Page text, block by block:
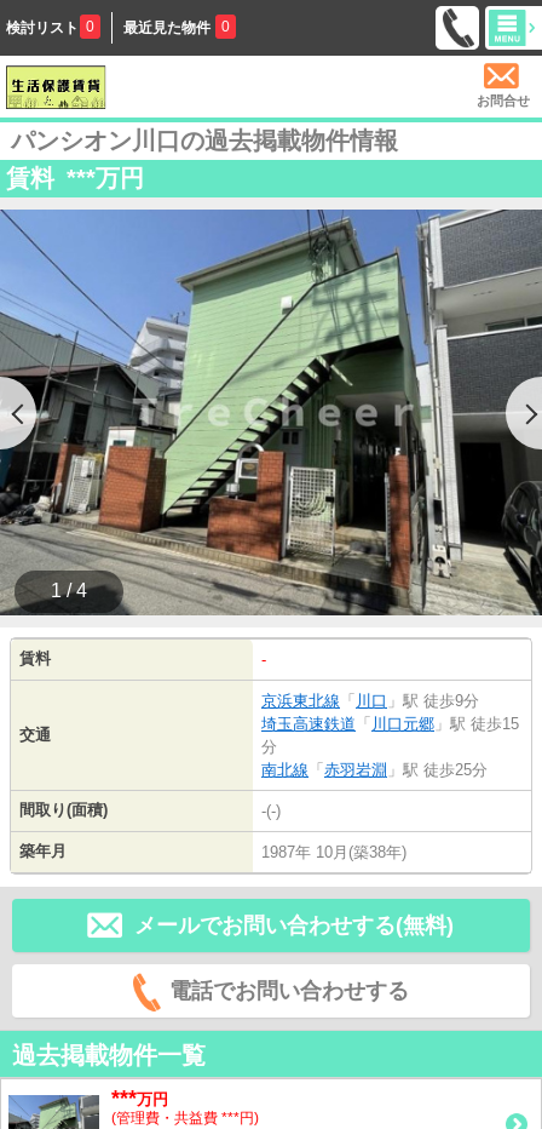
検討リスト 0 最近見た物件 0
お問合せ
パンシオン川口の過去掲載物件情報
賃料 ***万円
1 / 4
賃料 -
交通
京浜東北線 「 川口 」駅 徒歩9分
埼玉高速鉄道 「 川口元郷 」駅 徒歩15
分
南北線 「 赤羽岩淵 」駅 徒歩25分
間取り(面積) -(-)
築年月 1987年 10月(築38年)
メールでお問い合わせする(無料)
電話でお問い合わせする
過去掲載物件一覧
***万円
(管理費・共益費 ***円)